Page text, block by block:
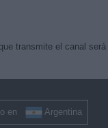
transmite el canal será
en Argentina